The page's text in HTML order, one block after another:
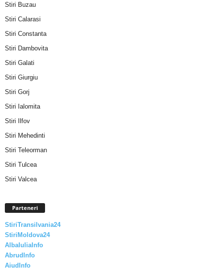
Stiri Buzau
Stiri Calarasi
Stiri Constanta
Stiri Dambovita
Stiri Galati
Stiri Giurgiu
Stiri Gorj
Stiri Ialomita
Stiri Ilfov
Stiri Mehedinti
Stiri Teleorman
Stiri Tulcea
Stiri Valcea
Parteneri
StiriTransilvania24
StiriMoldova24
AlbaIuliaInfo
AbrudInfo
AiudInfo